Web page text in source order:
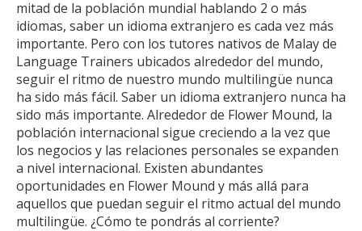
mitad de la población mundial hablando 2 o más
idiomas, saber un idioma extranjero es cada vez más
importante. Pero con los tutores nativos de Malay de
Language Trainers ubicados alrededor del mundo,
seguir el ritmo de nuestro mundo multilingüe nunca
ha sido más fácil. Saber un idioma extranjero nunca ha
sido más importante. Alrededor de Flower Mound, la
población internacional sigue creciendo a la vez que
los negocios y las relaciones personales se expanden
a nivel internacional. Existen abundantes
oportunidades en Flower Mound y más allá para
aquellos que puedan seguir el ritmo actual del mundo
multilingüe. ¿Cómo te pondrás al corriente?